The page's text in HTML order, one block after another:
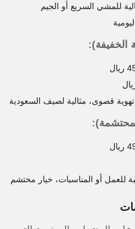
للمشي السريع أو الجيم
قصوى، مثالية لصيف السعودية
للعمل أو المناسبات، خيار محتشم